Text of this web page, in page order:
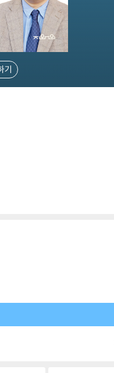
기